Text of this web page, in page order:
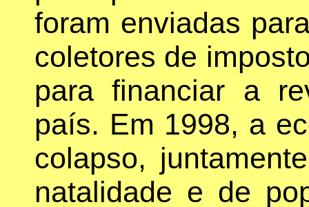
foram enviadas
coletores de
para financiar a
país. Em 1998, a
colapso,
natalidade e de